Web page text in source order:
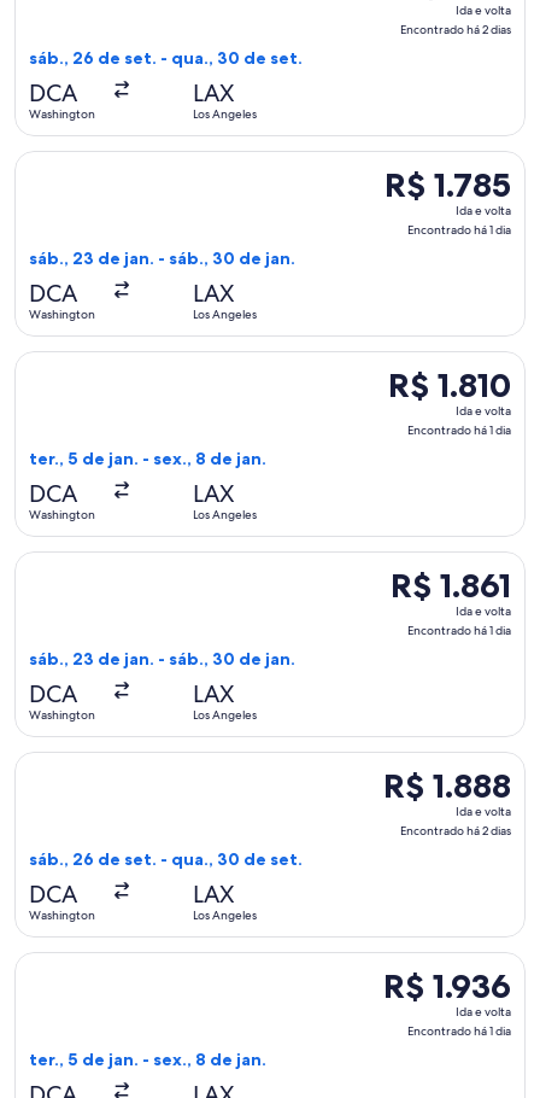
e
dias
Ida e volta
Encontrado há 2 dias
sáb., 26 de set. - qua., 30 de set.
DCA
Washington
LAX
Los Angeles
R$ 1.785
Ida
dia
R$ 1.785
Ida e volta
Encontrado há 1 dia
sáb., 23 de jan. - sáb., 30 de jan.
DCA
Washington
LAX
Los Angeles
Selecionar o voo da American Airlines, que sai em sáb., 23
R$ 1.810
Ida
dia
R$ 1.810
Ida e volta
Encontrado há 1 dia
ter., 5 de jan. - sex., 8 de jan.
DCA
Washington
LAX
Los Angeles
Selecionar o voo da Delta, que sai em ter., 5 de jan. de
R$ 1.861
Ida
dia
R$ 1.861
Ida e volta
Encontrado há 1 dia
sáb., 23 de jan. - sáb., 30 de jan.
DCA
Washington
LAX
Los Angeles
Selecionar o voo da American Airlines, que sai em sáb., 23
R$ 1.888
Ida
dias
R$ 1.888
Ida e volta
Encontrado há 2 dias
sáb., 26 de set. - qua., 30 de set.
DCA
Washington
LAX
Los Angeles
Selecionar o voo da Delta, que sai em sáb., 26 de set. de
R$ 1.936
Ida
R$ 1.936
Ida e volta
Encontrado há 1 dia
ter., 5 de jan. - sex., 8 de jan.
Selecionar o voo da American Airlines, que sai em ter., 5